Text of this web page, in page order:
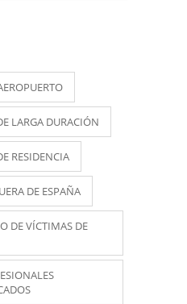
LARGA DURACIÓN
RESIDENCIA
DE ESPAÑA
DE VÍCTIMAS DE